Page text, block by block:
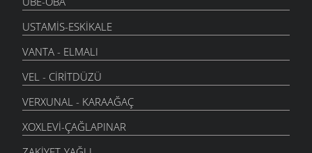
USTAMIS-ESKIKALE
VANTA - ELMALI
VEL - CIRITDÜZÜ
VERXUNAL - KARAAĞAÇ
XOXLEVI-ÇAĞLAPINAR